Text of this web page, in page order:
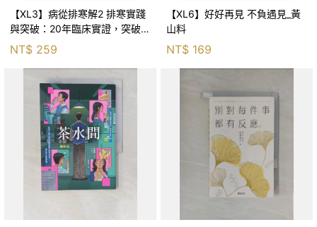
【XL3】病從排寒解2 排寒實踐
與突破：20年臨床實證，突破排
寒盲點，防治疫毒流感的中醫養
命方略！_李璧如
NT$ 259
【XL6】好好再見 不負遇見_黃
山料
NT$ 169